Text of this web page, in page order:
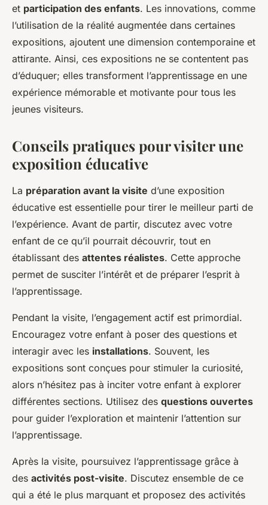
et participation des enfants. Les innovations, comme
l’utilisation de la réalité augmentée dans certaines
expositions, ajoutent une dimension contemporaine et
attirante. Ainsi, ces expositions ne se contentent pas
d’éduquer; elles transforment l’apprentissage en une
expérience mémorable et motivante pour tous les
jeunes visiteurs.
Conseils pratiques pour visiter une
exposition éducative
La préparation avant la visite d’une exposition
éducative est essentielle pour tirer le meilleur parti de
l’expérience. Avant de partir, discutez avec votre
enfant de ce qu’il pourrait découvrir, tout en
établissant des attentes réalistes. Cette approche
permet de susciter l’intérêt et de préparer l’esprit à
l’apprentissage.
Pendant la visite, l’engagement actif est primordial.
Encouragez votre enfant à poser des questions et
interagir avec les installations. Souvent, les
expositions sont conçues pour stimuler la curiosité,
alors n’hésitez pas à inciter votre enfant à explorer
différentes sections. Utilisez des questions ouvertes
pour guider l’exploration et maintenir l’attention sur
l’apprentissage.
Après la visite, poursuivez l’apprentissage grâce à
des activités post-visite. Discutez ensemble de ce
qui a été le plus marquant et proposez des activités